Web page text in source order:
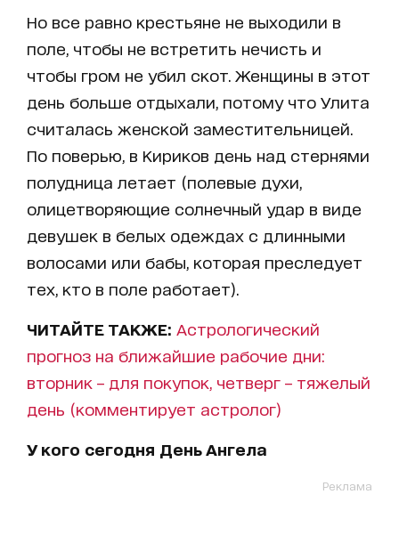
Но все равно крестьяне не выходили в
поле, чтобы не встретить нечисть и
чтобы гром не убил скот. Женщины в этот
день больше отдыхали, потому что Улита
считалась женской заместительницей.
По поверью, в Кириков день над стернями
полудница летает (полевые духи,
олицетворяющие солнечный удар в виде
девушек в белых одеждах с длинными
волосами или бабы, которая преследует
тех, кто в поле работает).
ЧИТАЙТЕ ТАКЖЕ: Астрологический
прогноз на ближайшие рабочие дни:
вторник – для покупок, четверг – тяжелый
день (комментирует астролог)
У кого сегодня День Ангела
Реклама